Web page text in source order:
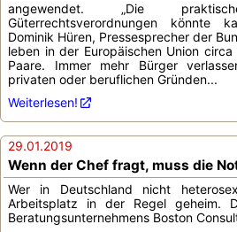
angewendet. „Die
Güterrechtsverordnungen könnte
Dominik Hüren, Pressesprecher der
leben in der Europäischen Union
Paare. Immer mehr Bürger
privaten oder beruflichen Gründen...
Weiterlesen!
29.01.2019
Wenn der Chef fragt, muss die
Wer in Deutschland nicht
Arbeitsplatz in der Regel geheim.
Beratungsunternehmens Boston